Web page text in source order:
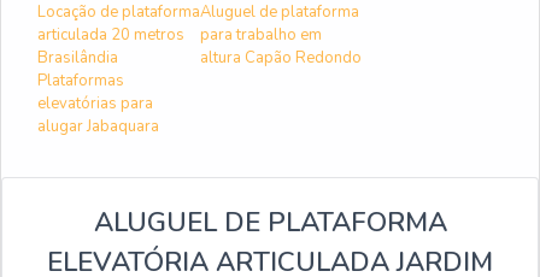
Locação de plataforma
articulada 20 metros
Brasilândia
Aluguel de plataforma
para trabalho em
altura Capão Redondo
Plataformas
elevatórias para
alugar Jabaquara
ALUGUEL DE PLATAFORMA
ELEVATÓRIA ARTICULADA JARDIM